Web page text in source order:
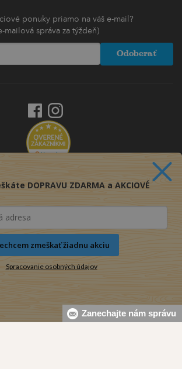
ponuky priamo na váš e-mail?
mailová správa za týždeň)
Odoberať
Zanechajte nám správu
DOPRAVU ZDARMA a AKCIOVÉ
zmeškať žiadnu akciu
Spracovanie osobných údajov